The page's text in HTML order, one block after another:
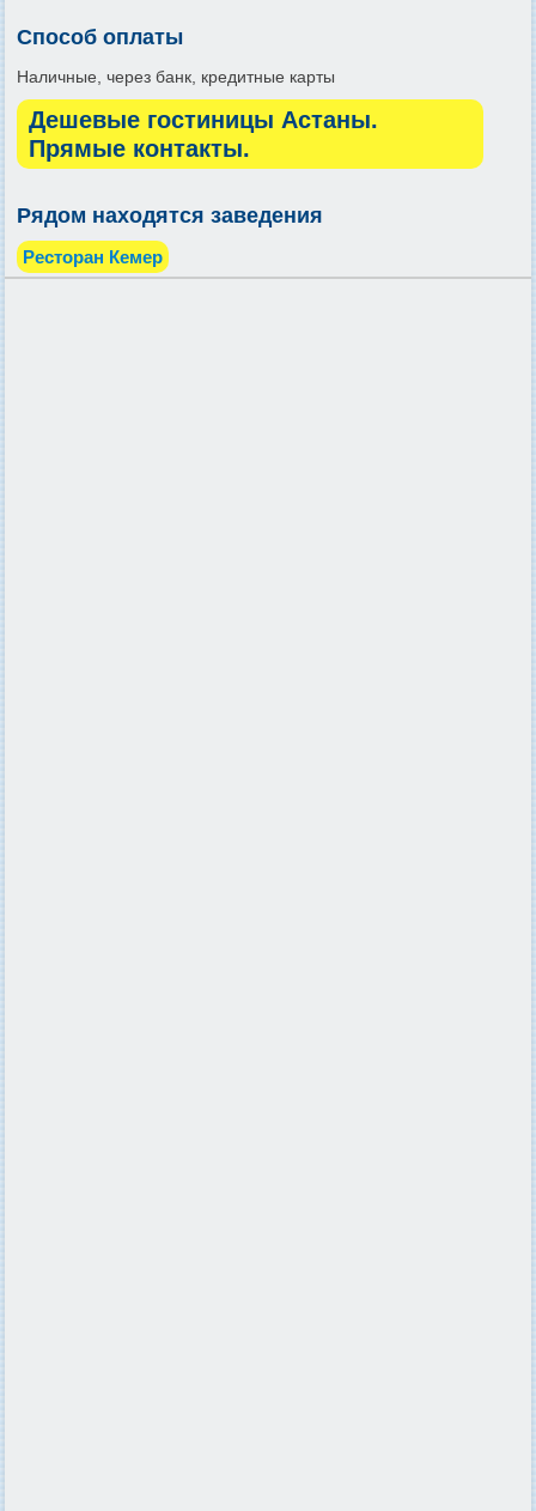
Способ оплаты
Наличные, через банк, кредитные карты
Дешевые гостиницы Астаны.
Прямые контакты.
Рядом находятся заведения
Ресторан Кемер